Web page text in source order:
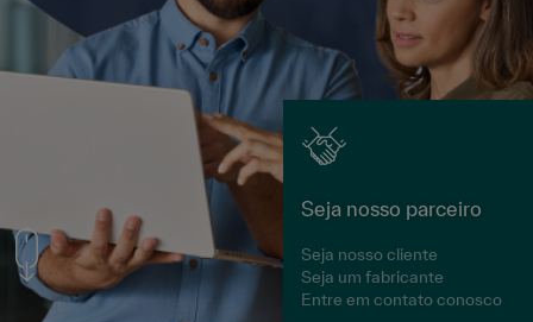
Seja nosso parceiro
Seja nosso cliente
Seja um fabricante
Entre em contato conosco